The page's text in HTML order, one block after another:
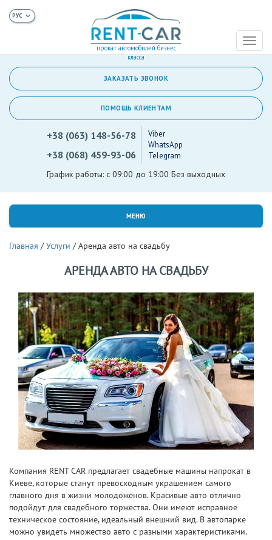
прокат автомобилей бизнес
класса
+38 (063) 148-56-78
+38 (068) 459-93-06
Viber
WhatsApp
Telegram
График работы: с 09:00 до 19:00 Без выходных
ЗАКАЗАТЬ ЗВОНОК
ПОМОЩЬ КЛИЕНТАМ
МЕНЮ
Главная / Услуги / Аренда авто на свадьбу
АРЕНДА АВТО НА СВАДЬБУ
Компания RENT CAR предлагает свадебные машины напрокат в
Киеве, которые станут превосходным украшением самого
главного дня в жизни молодоженов. Красивые авто отлично
подойдут для свадебного торжества. Они имеют исправное
техническое состояние, идеальный внешний вид. В автопарке
можно увидеть множество авто с разными характеристиками.